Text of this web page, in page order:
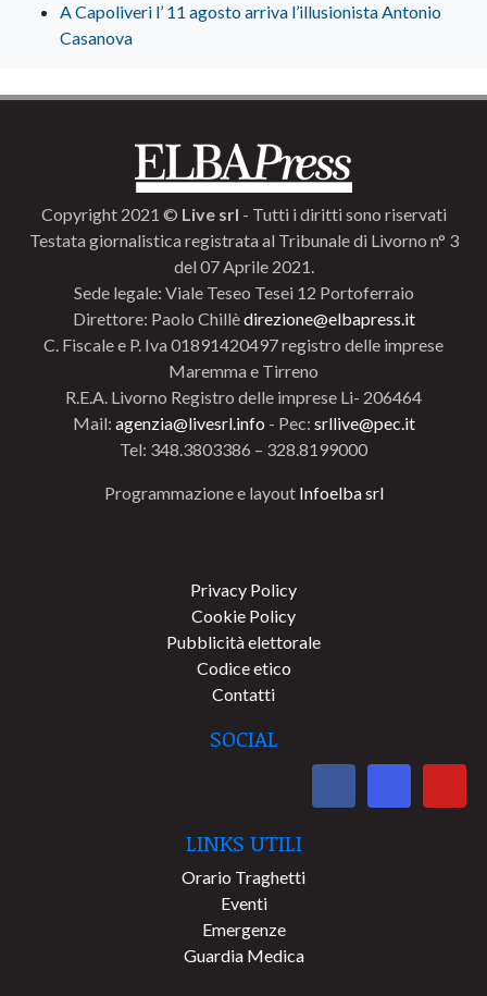
A Capoliveri l’ 11 agosto arriva l’illusionista Antonio
Casanova
Copyright 2021 © Live srl - Tutti i diritti sono riservati
Testata giornalistica registrata al Tribunale di Livorno n° 3
del 07 Aprile 2021.
Sede legale: Viale Teseo Tesei 12 Portoferraio
Direttore: Paolo Chillèdirezione@elbapress.it
C. Fiscale e P. Iva 01891420497 registro delle imprese
Maremma e Tirreno
R.E.A. Livorno Registro delle imprese Li- 206464
Mail: agenzia@livesrl.info - Pec: srllive@pec.it
Tel: 348.3803386 – 328.8199000
Programmazione e layout Infoelba srl
Privacy Policy
Cookie Policy
Pubblicità elettorale
Codice etico
Contatti
SOCIAL
LINKS UTILI
Orario Traghetti
Eventi
Emergenze
Guardia Medica